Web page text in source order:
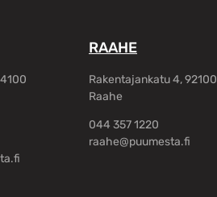
RAAHE
Rakentajankatu 4, 92100
Raahe
044 357 1220
raahe@puumesta.fi